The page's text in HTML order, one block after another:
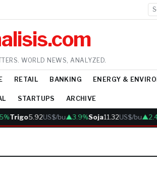
WORLD NEWS, ANALYZED.
RETAIL BANKING ENERGY &
STARTUPS ARCHIVE
Trigo5.92US$/bu▲3.9%Soja11.32US$/bu